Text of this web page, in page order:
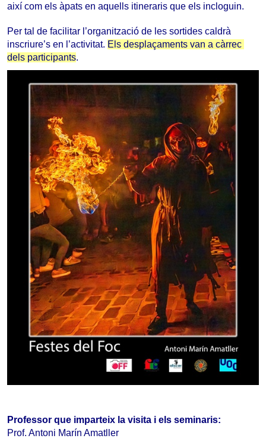
així com els àpats en aquells itineraris que els incloguin.
Per tal de facilitar l’organització de les sortides caldrà
inscriure’s en l’activitat. Els desplaçaments van a càrrec
dels participants.
Professor que imparteix la visita i els seminaris:
Prof. Antoni Marín Amatller